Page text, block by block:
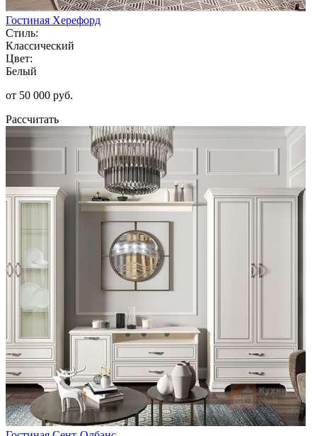
Гостиная Херефорд
Стиль:
Классический
Цвет:
Белый
от 50 000 руб.
Рассчитать